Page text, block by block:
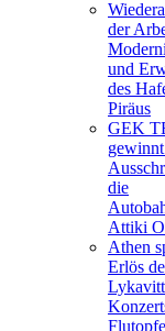
der
und
des
Piräus
GEK
die
Attiki
Athen
Erlös